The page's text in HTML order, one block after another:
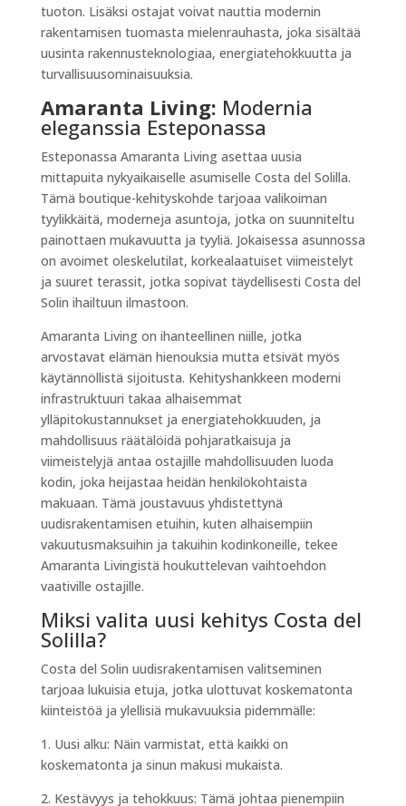
tuoton. Lisäksi ostajat voivat nauttia modernin
rakentamisen tuomasta mielenrauhasta, joka sisältää
uusinta rakennusteknologiaa, energiatehokkuutta ja
turvallisuusominaisuuksia.
Amaranta Living: Modernia
eleganssia Esteponassa
Esteponassa Amaranta Living asettaa uusia
mittapuita nykyaikaiselle asumiselle Costa del Solilla.
Tämä boutique-kehityskohde tarjoaa valikoiman
tyylikkäitä, moderneja asuntoja, jotka on suunniteltu
painottaen mukavuutta ja tyyliä. Jokaisessa asunnossa
on avoimet oleskelutilat, korkealaatuiset viimeistelyt
ja suuret terassit, jotka sopivat täydellisesti Costa del
Solin ihailtuun ilmastoon.
Amaranta Living on ihanteellinen niille, jotka
arvostavat elämän hienouksia mutta etsivät myös
käytännöllistä sijoitusta. Kehityshankkeen moderni
infrastruktuuri takaa alhaisemmat
ylläpitokustannukset ja energiatehokkuuden, ja
mahdollisuus räätälöidä pohjaratkaisuja ja
viimeistelyjä antaa ostajille mahdollisuuden luoda
kodin, joka heijastaa heidän henkilökohtaista
makuaan. Tämä joustavuus yhdistettynä
uudisrakentamisen etuihin, kuten alhaisempiin
vakuutusmaksuihin ja takuihin kodinkoneille, tekee
Amaranta Livingistä houkuttelevan vaihtoehdon
vaativille ostajille.
Miksi valita uusi kehitys Costa del
Solilla?
Costa del Solin uudisrakentamisen valitseminen
tarjoaa lukuisia etuja, jotka ulottuvat koskematonta
kiinteistöä ja ylellisiä mukavuuksia pidemmälle:
1. Uusi alku: Näin varmistat, että kaikki on
koskematonta ja sinun makusi mukaista.
2. Kestävyys ja tehokkuus: Tämä johtaa pienempiin